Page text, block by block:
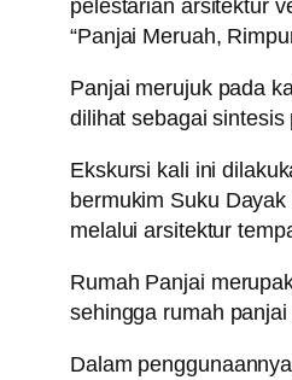
pelestarian arsitektur
“Panjai Meruah,
Panjai merujuk pada
dilihat sebagai
Ekskursi kali ini
bermukim Suku
melalui arsitektur
Rumah Panjai
sehingga rumah
Dalam